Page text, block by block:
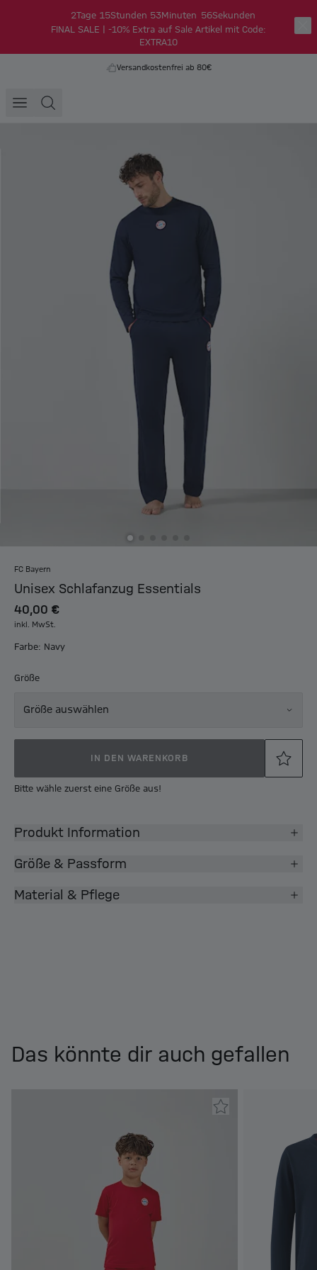
2Tage 15Stunden 53 Minuten 56Sekunden
FINAL SALE | -10% Extra auf Sale Artikel mit Code:
EXTRA10
Versandkostenfrei ab 80€
FC Bayern
Unisex Schlafanzug Essentials
40,00 €
inkl. MwSt.
Farbe: Navy
Größe
Größe auswählen
IN DEN WARENKORB
Bitte wähle zuerst eine Größe aus!
Produkt Information
Größe & Passform
Material & Pflege
Das könnte dir auch gefallen